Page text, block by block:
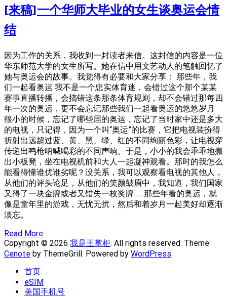
[来稿]一个华师大毕业的女生谈奥运会情
结
因为工作的关系，我收到一封读者来信。这封信的内容是一位
华东师范大学的女生所写。她在信中用文艺动人的笔触回忆了
她与奥运会的故事。我觉得有必要和大家分享： 那些年，我
们一起看奥运 我不是一个忠实体育迷，会错过这个那个某某
赛事直播转播，会搞错这条那条体育规则，却不会错过那每四
年一次的奥运，更不会忘记那些我们一起看奥运的悠悠岁月
很小的时候，忘记了哪些届的奥运，忘记了当时家中还是多大
的电视，只记得，因为一个叫“奥运”的比赛，它把电视装扮得
折射出远超过蓝、黄、黑、绿、红的不同绚丽色彩，让电视穿
传递出鸣枪呐喊喝彩的不同声响。于是，小小的我会乖乖地搬
出小板凳，坐在电视机前和大人一起凝神观看。那时的我怎么
能看得懂谁优谁劣呢？没关系，我可以观察看电视的其他人，
从他们的评头论足，从他们的笑颜皱眉中，我知道，我们国家
又得了一块金牌或者又错失一枚奖牌……那些年看的奥运，就
像是童年里的游戏，无忧无扰，然后和着岁月一起美好却逐渐
淡忘。
Read More
Copyright © 2026 我是王掌柜. All rights reserved. Theme:
Cenote by ThemeGrill. Powered by WordPress.
首页
eSIM
美国手机号